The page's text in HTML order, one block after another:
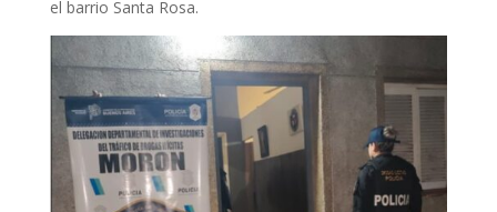
el barrio Santa Rosa.